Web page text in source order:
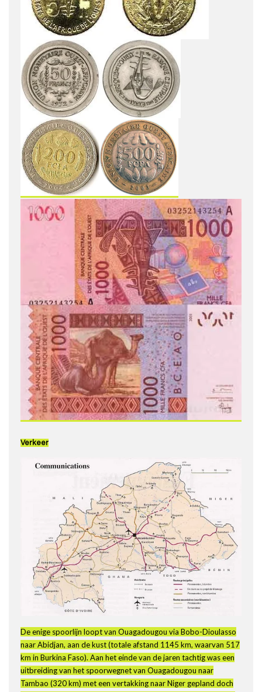
Verkeer
De enige spoorlijn loopt van Ouagadougou via Bobo-Dioulasso
naar Abidjan, aan de kust (totale afstand 1145 km, waarvan 517
km in Burkina Faso). Aan het einde van de jaren tachtig was een
uitbreiding van het spoorwegnet van Ouagadougou naar
Tambao (320 km) met een vertakking naar Niger gepland doch